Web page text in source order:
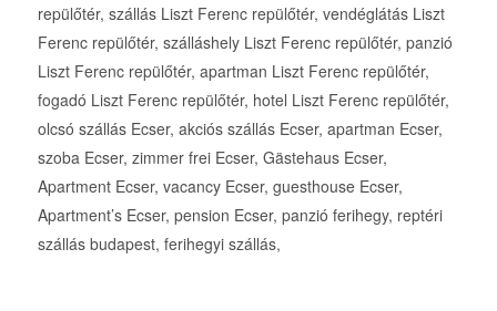
repülőtér, szállás Liszt Ferenc repülőtér, vendéglátás Liszt
Ferenc repülőtér, szálláshely Liszt Ferenc repülőtér, panzió
Liszt Ferenc repülőtér, apartman Liszt Ferenc repülőtér,
fogadó Liszt Ferenc repülőtér, hotel Liszt Ferenc repülőtér,
olcsó szállás Ecser, akciós szállás Ecser, apartman Ecser,
szoba Ecser, zimmer frei Ecser, Gästehaus Ecser,
Apartment Ecser, vacancy Ecser, guesthouse Ecser,
Apartment’s Ecser, pension Ecser, panzió ferihegy, reptéri
szállás budapest, ferihegyi szállás,